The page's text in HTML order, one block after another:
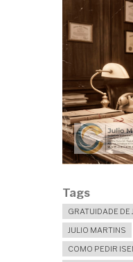
Tags
GRATUIDADE
JULIO MARTINS
COMO PEDIR